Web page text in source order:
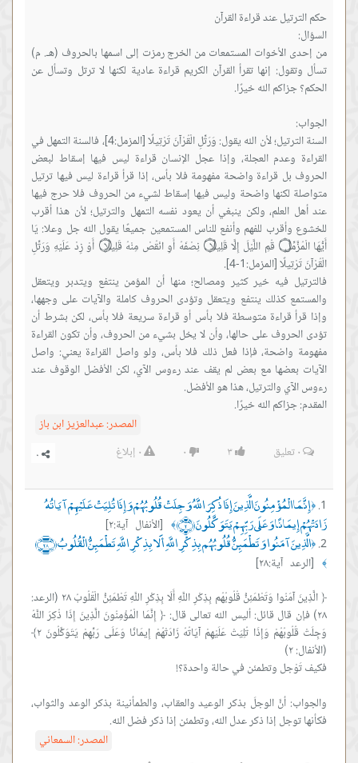
من إحدى الأخوات المستمعات من الخرج رمزت إلى اسمها بالحروف (هـ. م)
تسأل وتقول: إنها تقرأ القرآن الكريم قراءة عادية لكنها لا ترتل وتسأل عن
السنة الترتيل؛ لأن الله يقول: وَرَتِّلِ الْقُرْآنَ تَرْتِيلًا [المزمل:4]، فالسنة التمهل في
القراءة وعدم العجلة، وإذا عجل الإنسان قراءة ليس فيها إسقاط لبعض
الحروف بل قراءة واضحة مفهومة فلا بأس، إذا قرأ قراءة ليس فيها ترتيل
متواصلة لكنها واضحة وليس فيها إسقاط لشيء من الحروف فلا حرج فيها
عند أهل العلم، ولكن ينبغي أن يعود نفسه التمهل والترتيل؛ لأن هذا أقرب
للخشوع وأقرب للفهم وأنفع للناس المستمعين جميعًا يقول الله جل وعلا: يَا
أَيُّهَا الْمُزَّمِّلُ ۝ قُمِ اللَّيْلَ إِلَّا قَلِيلًا ۝ نِصْفَهُ أَوِ انْقُصْ مِنْهُ قَلِيلًا ۝ أَوْ زِدْ عَلَيْهِ وَرَتِّلِ
فالترتيل فيه خير كثير ومصالح؛ منها أن المؤمن ينتفع ويتدبر ويتعقل
والمستمع كذلك ينتفع ويتعقل وتؤدى الحروف كاملة والآيات على وجهها،
وإذا قرأ قراءة متوسطة فلا بأس أو قراءة سريعة فلا بأس، لكن بشرط أن
تؤدى الحروف على حالها، وأن لا يخل بشيء من الحروف، وأن تكون القراءة
مفهومة واضحة، فإذا فعل ذلك فلا بأس، ولو واصل القراءة يعني: واصل
الآيات بعضها مع بعض لم يقف عند رءوس الآي، لكن الأفضل الوقوف عند
المقدم: جزاكم الله خيرًا.
المصدر:عبدالعزيز ابن باز
٠تعليق ٣ ٠ ٠ إبلاغ
﴿إِنَّمَا الْمُؤْمِنُونَ الَّذِينَ إِذَا ذُكِرَ اللَّهُ وَجِلَتْ قُلُوبُهُمْ وَإِذَا تُلِيَتْ عَلَيْهِمْ آيَاتُهُ
زَادَتْهُمْ إِيمَانًا وَعَلَى رَبِّهِمْ يَتَوَكَّلُونَ ﴿٢﴾ ﴾ [الأنفال آية:٢]
﴿الَّذِينَ آمَنُوا وَتَطْمَئِنُّ قُلُوبُهُم بِذِكْرِ اللَّهِ أَلَا بِذِكْرِ اللَّهِ تَطْمَئِنُّ الْقُلُوبُ ﴿٢٨﴾
﴾
[الرعد آية:٢٨]
﴿ الَّذِينَ آمَنُوا وَتَطْمَئِنُّ قُلُوبُهُم بِذِكْرِ اللَّهِ أَلَا بِذِكْرِ اللَّهِ تَطْمَئِنُّ الْقُلُوبُ ٢٨ (الرعد:
٢٨) فإن قال قائل: أليس الله تعالى قال: ﴿ إِنَّمَا الْمُؤْمِنُونَ الَّذِينَ إِذَا ذُكِرَ اللَّهُ
وَجِلَتْ قُلُوبُهُمْ وَإِذَا تُلِيَتْ عَلَيْهِمْ آيَاتُهُ زَادَتْهُمْ إِيمَانًا وَعَلَى رَبِّهِمْ يَتَوَكَّلُونَ ٢﴾
والجواب: أنَّ الوجلَ بذكر الوعيد والعقاب، والطمأنينة بذكر الوعد والثواب،
فكأنها توجل إذا ذكر عدل الله، وتطمئن إذا ذكر فضل الله.
المصدر:السمعاني